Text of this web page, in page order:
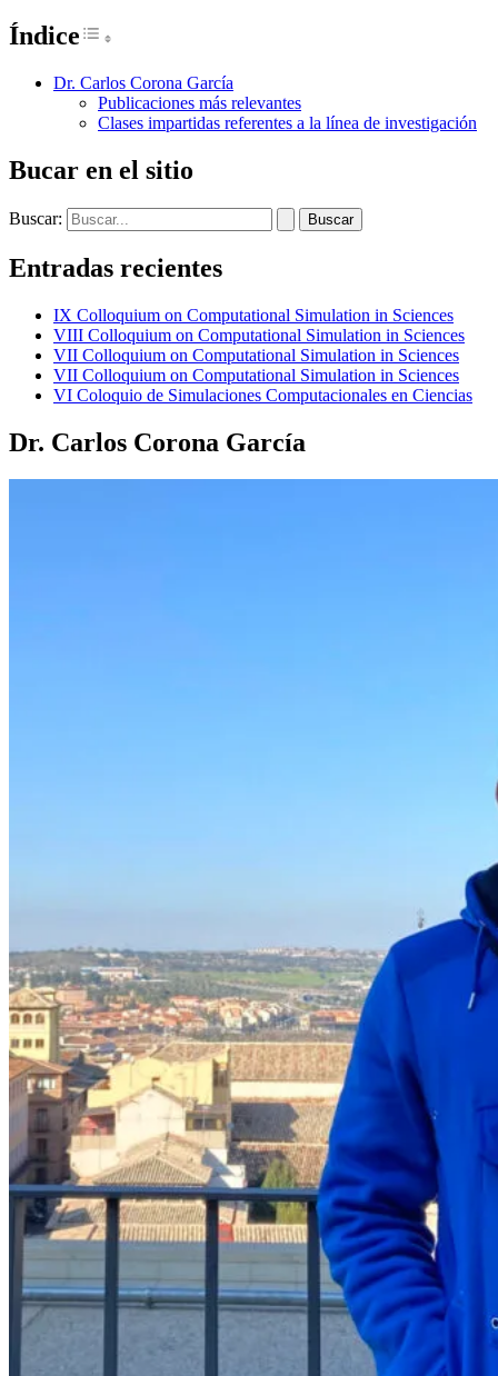
ÍndiceToggle Table of Content
Dr. Carlos Corona García
Publicaciones más relevantes
Clases impartidas referentes a la línea de investigación
Bucar en el sitio
Buscar:
Entradas recientes
IX Colloquium on Computational Simulation in Sciences
VIII Colloquium on Computational Simulation in Sciences
VII Colloquium on Computational Simulation in Sciences
VII Colloquium on Computational Simulation in Sciences
VI Coloquio de Simulaciones Computacionales en Ciencias
Dr. Carlos Corona García